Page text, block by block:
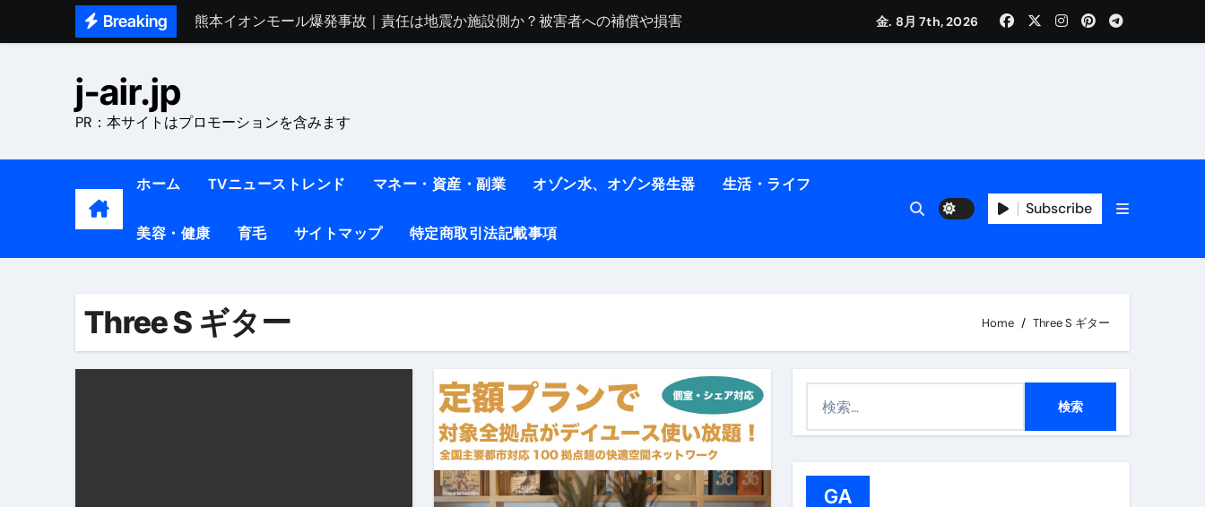
Breaking
熊本イオンモール爆発事故｜責任は地震か施設側か？被害者への補償や損害賠償をわかりやすく解説
【医者が教える】本当に痩せる薬はコレ！ #医療ダイエット
中町綾が2週間で3.5kg痩せた方法 #shots
【医者が解説】このふくらはぎ痩せ本当に効果ある？ #エクササイズ
【美容】ダイエットに対する私の考え方と実践方法を解説します【健康】
【1日ダイエットルーティン】運動なしで2ヶ月で10kg減量した、私の痩せる9つの習慣 | レシピ付き | ダイエット中の食事
『葬送のフリーレン』の学び｜時間・記憶・名言・人生哲学から読み解く生き方
リサイクル業者の無料回収・無料査定は危険？情報収集との関係と見分け方を解説
山梨県震度6弱と富士山噴火の関係｜最新観測データと前兆現象を徹底解説【2026】
青森県震度6とベネゼエラM7級地震の関連性は？
金. 8月 7th, 2026
j-air.jp
PR：本サイトはプロモーションを含みます
ホーム TVニューストレンド マネー・資産・副業 オゾン水、オゾン発生器 生活・ライフ
美容・健康 育毛 サイトマップ 特定商取引法記載事項
Subscribe
Three S ギター Home Three S ギター
GA